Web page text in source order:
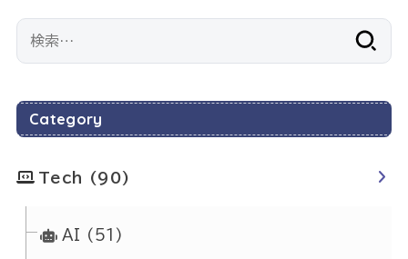
Category
Tech (90)
AI (51)